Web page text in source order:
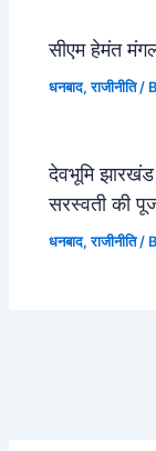
सीएम हेमंत
धनबाद,राजीनीति/
देवभूमि
सरस्वती की
धनबाद,राजीनीति/